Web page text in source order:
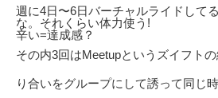
週に4日〜6日バーチャルライドして
な。それくらい体力使う!
辛い=達成感？
その内3回はMeetupというズイフト
り合いをグループにして誘って同じ